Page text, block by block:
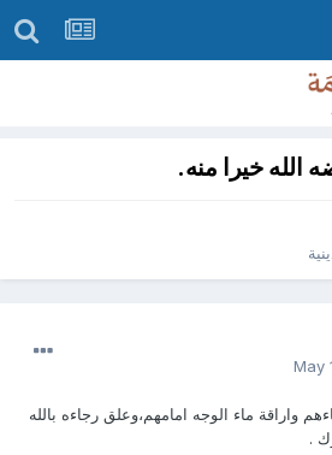
الله خيرا منه.
May
واراقة ماء الوجه امامهم،وعلق رجاءه بالله
.